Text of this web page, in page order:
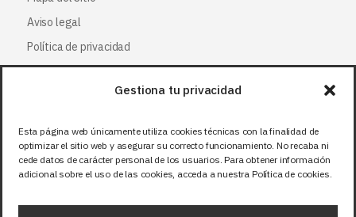
Gestiona tu privacidad
Esta página web únicamente utiliza cookies técnicas con la finalidad de
optimizar el sitio web y asegurar su correcto funcionamiento. No recaba ni
cede datos de carácter personal de los usuarios. Para obtener información
adicional sobre el uso de las cookies, acceda a nuestra Política de cookies.
Aviso legal
Política de privacidad
Política de cookies
Síguenos
Facebook
X (Twitter)
Instagram